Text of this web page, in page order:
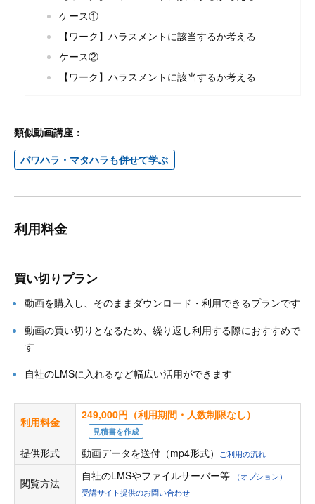
ケース①
【ワーク】ハラスメントに該当するか考える
ケース②
【ワーク】ハラスメントに該当するか考える
類似動画講座：
パワハラ・マタハラも併せて学ぶ
利用料金
買い切りプラン
動画を購入し、そのままダウンロード・利用できるプランです
動画の買い切りとなるため、繰り返し利用する際におすすめで
す
自社のLMSに入れるなど幅広い活用ができます
利用料金
249,000円（利用期間・人数制限なし）
見積書を作成
提供形式 動画データを送付（mp4形式） ご利用の流れ
閲覧方法
自社のLMSやファイルサーバー等
（オプション）
受講サイト提供のお問い合わせ